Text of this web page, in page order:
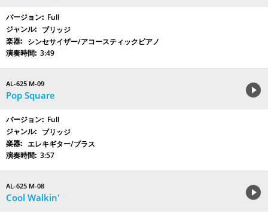
Full
ブリッジ
シンセサイザー/アコースティックピアノ
3:49
AL-625 M-09
Pop Square
Full
ブリッジ
エレキギター/ブラス
3:57
AL-625 M-08
Cool Walkin'